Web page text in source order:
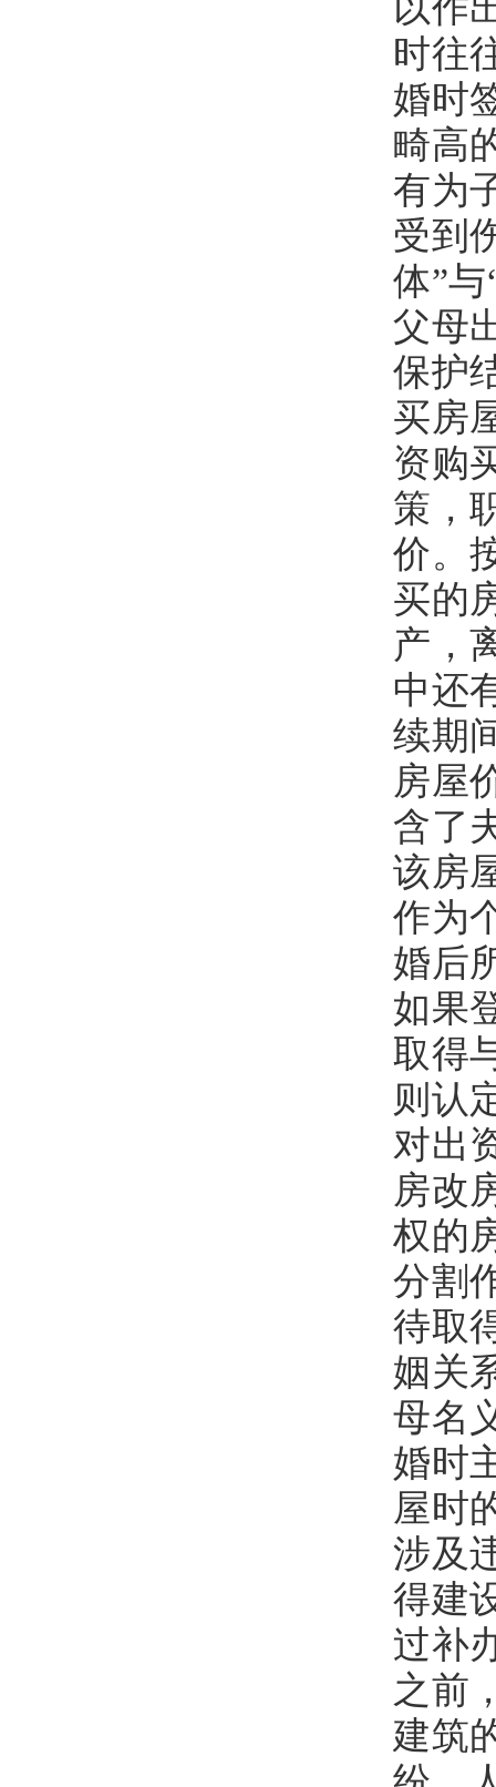
时往
婚时
畸高
有为
受到
体”
父母
保护
买房
资购
策，
价。
买的
产，
中还
续期
房屋
含了
该房
作为
婚后
如果
取得
则认
对出
房改
权的
分割
待取
姻关
母名
婚时
屋时
涉及
得建
过补
之前
建筑